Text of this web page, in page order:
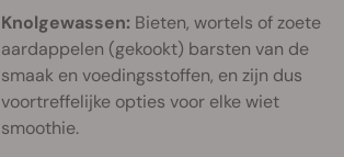
Knolgewassen: Bieten, wortels of zoete
aardappelen (gekookt) barsten van de
smaak en voedingsstoffen, en zijn dus
voortreffelijke opties voor elke wiet
smoothie.